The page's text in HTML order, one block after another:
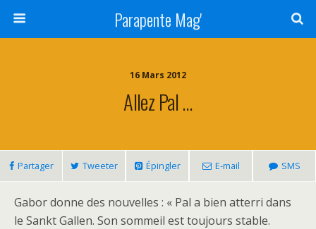
Parapente Mag'
16 Mars 2012
Allez Pal …
Partager Tweeter Épingler E-mail SMS
Gabor donne des nouvelles : « Pal a bien atterri dans
le Sankt Gallen. Son sommeil est toujours stable.